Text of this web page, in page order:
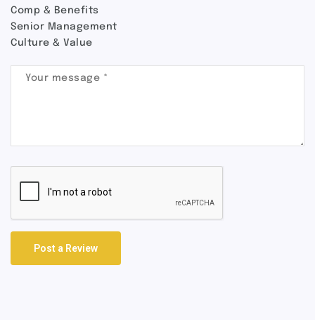
Comp & Benefits
Senior Management
Culture & Value
Post a Review